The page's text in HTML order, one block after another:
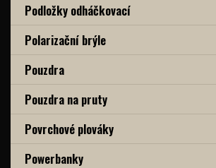
Podložky odháčkovací
Polarizační brýle
Pouzdra
Pouzdra na pruty
Povrchové plováky
Powerbanky